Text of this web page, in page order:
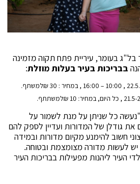
בעומר, עיריית פתח תקוה מזמינה
בבריכות בעיר בעלות מוזלת:
"נעשה כל שניתן על מנת לשמור על
גודלן של המדורות ועדיין לספק להם
חשוב להימנע מקיום מדורות ובמידה
יש לעשות מדורה מצומצמת ובטוחה.
העיר ליהנות מפעילות בבריכות העיר